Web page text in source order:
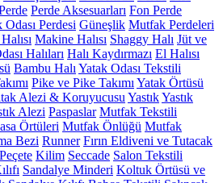
Perde Aksesuarları Fon Perde
Perdesi Güneşlik Mutfak Perdeleri
Makine Halısı Shaggy Halı Jüt ve
Halıları Halı Kaydırmazı El Halısı
Bambu Halı Yatak Odası Tekstili
Pike ve Pike Takımı Yatak Örtüsü
Alezi & Koruyucusu YastıkYastık
Alezi Paspaslar Mutfak Tekstili
Örtüleri Mutfak Önlüğü Mutfak
Bezi Runner Fırın Eldiveni ve Tutacak
Kilim Seccade Salon Tekstili
Sandalye Minderi Koltuk Örtüsü ve